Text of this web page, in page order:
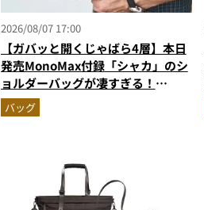
2026/08/07 17:00
【ガバッと開くじゃばら4層】本日
発売MonoMax付録「シャカ」のシ
ョルダーバッグが凄すぎる！
500mLペット収納＆背面メッシュ
でベタつかない
バッグ